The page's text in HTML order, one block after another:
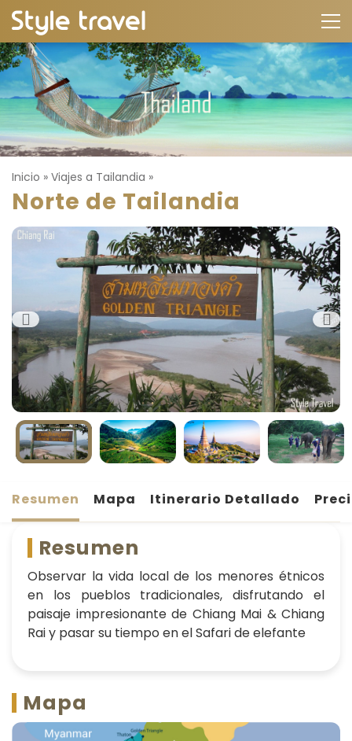
Inicio » Viajes a Tailandia »
Norte de Tailandia
Resumen Mapa Itinerario Detallado
Resumen
Observar la vida local de los menores étnicos
en los pueblos tradicionales, disfrutando el
paisaje impresionante de Chiang Mai & Chiang
Rai y pasar su tiempo en el Safari de elefante
Mapa